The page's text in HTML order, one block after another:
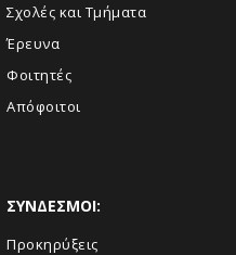
Σχολές και Τμήματα
Έρευνα
Φοιτητές
Απόφοιτοι
ΣΥΝΔΕΣΜΟΙ:
Προκηρύξεις